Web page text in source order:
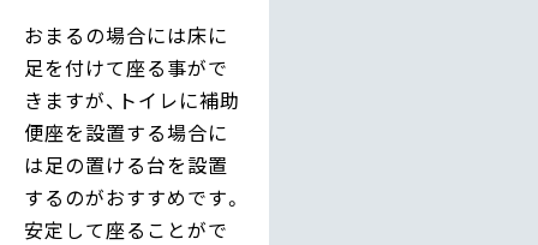
おまるの場合には床に
足を付けて座る事がで
きますが、トイレに補助
便座を設置する場合に
は足の置ける台を設置
するのがおすすめです。
安定して座ることがで